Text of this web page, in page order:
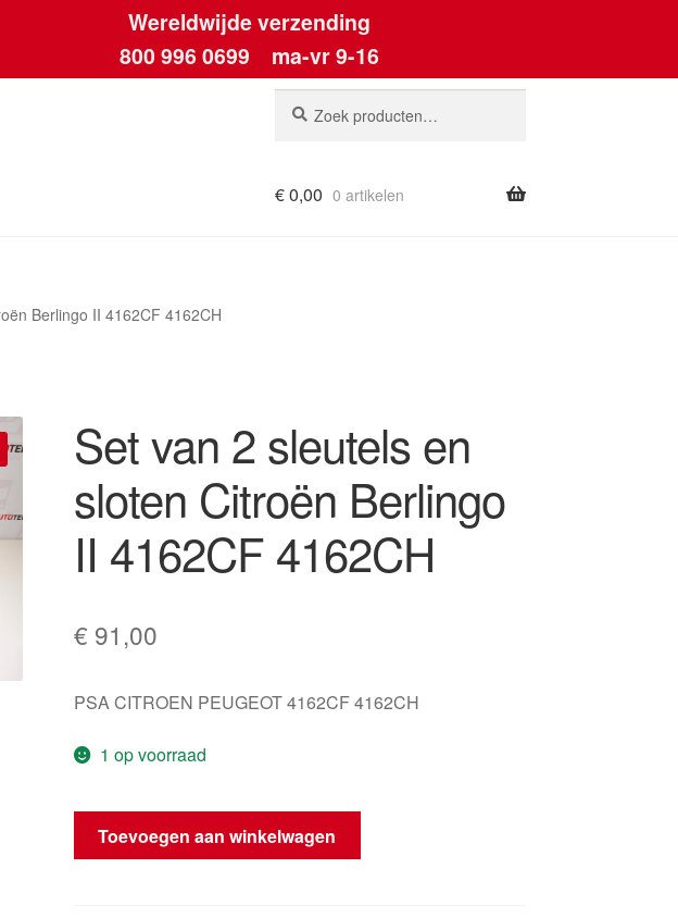
Wereldwijde verzending
800 996 0699 ma-vr 9-16
naar:
€0,00 0 artikelen
Berlingo II 4162CF 4162CH
Set van 2 sleutels en
sloten Citroën Berlingo
II 4162CF 4162CH
€ 91,00
PSA CITROEN PEUGEOT 4162CF 4162CH
1 op voorraad
SetToevoegen aan winkelwagen